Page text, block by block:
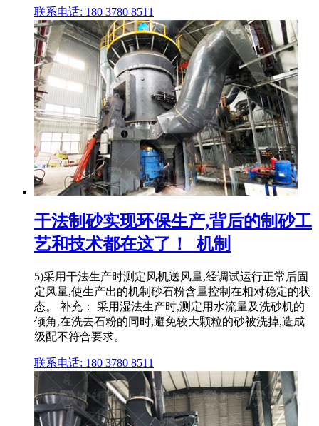
联系电话: 180 3780 8511
干法制砂实现环保生产,背后的制砂工
艺和技术都在这了！_机制
5)采用干法生产时测定风机送风量,经调试运行正常后固
定风量,使生产出的机制砂石粉含量控制在相对稳定的状
态。 补充： 采用湿法生产时,测定用水流量及洗砂机的
倾角,在洗去石粉的同时,避免较大颗粒的砂被洗掉,造成
级配不符合要求。
联系电话: 180 3780 8511